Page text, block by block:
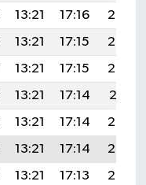
13:21 17:16
20:34
13:21 17:15
20:33
13:21 17:15
20:32
13:21 17:14
20:31
13:21 17:14
20:30
13:21 17:14
20:28
13:21 17:13
20:27